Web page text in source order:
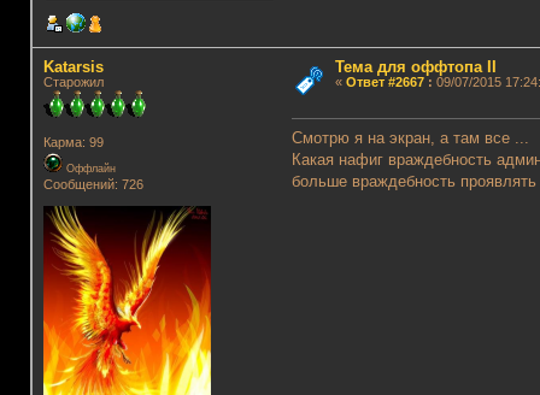
Katarsis
Старожил
Карма: 99
Оффлайн
Сообщений: 726
Тема для оффтопа II
« Ответ #2667: 09/07/2015
Смотрю я на экран, а там все ...
Какая нафиг враждебность
больше враждебность